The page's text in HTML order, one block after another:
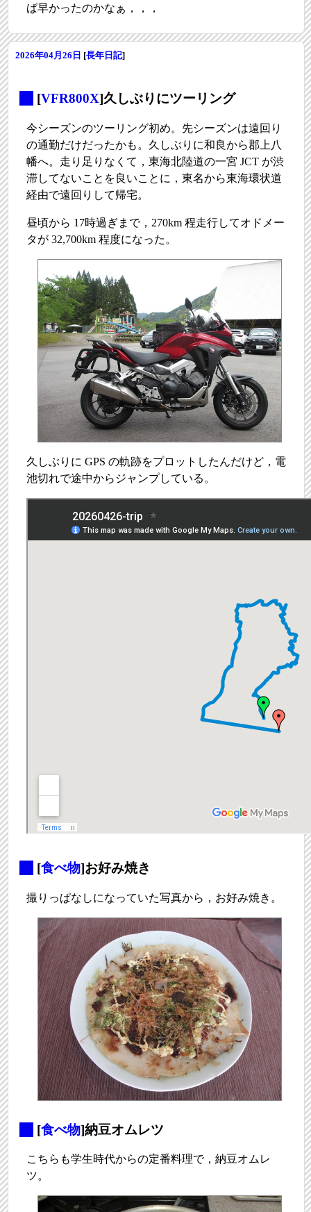
ば早かったのかなぁ，，，
2026年04月26日 [長年日記]
[VFR800X]久しぶりにツーリング
今シーズンのツーリング初め。先シーズンは遠回り
の通勤だけだったかも。久しぶりに和良から郡上八
幡へ。走り足りなくて，東海北陸道の一宮 JCT が渋
滞してないことを良いことに，東名から東海環状道
経由で遠回りして帰宅。
昼頃から 17時過ぎまで，270km 程走行してオドメー
タが 32,700km 程度になった。
久しぶりに GPS の軌跡をプロットしたんだけど，電
池切れで途中からジャンプしている。
[食べ物]お好み焼き
撮りっぱなしになっていた写真から，お好み焼き。
[食べ物]納豆オムレツ
こちらも学生時代からの定番料理で，納豆オムレ
ツ。